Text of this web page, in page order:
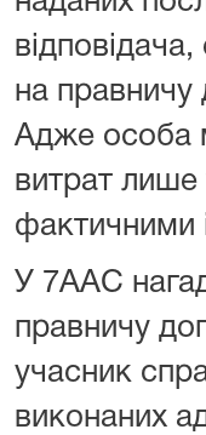
на правничу
Адже особа
витрат лише
фактичними
У 7ААС
правничу
учасник
виконаних